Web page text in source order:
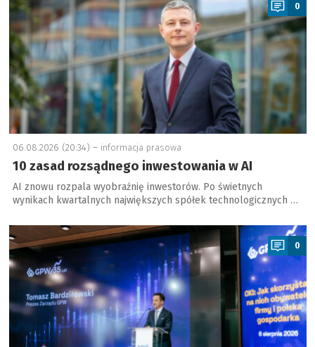
0
06.08.2026 (20:34) – informacja prasowa
10 zasad rozsądnego inwestowania w AI
AI znowu rozpala wyobraźnię inwestorów. Po świetnych
wynikach kwartalnych największych spółek technologicznych …
a
0